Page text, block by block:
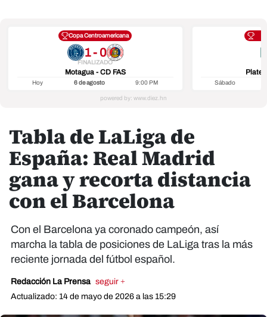
Copa Centroamericana
1 - 0
FINALIZADO
Motagua - CD FAS
Hoy 6 de agosto 9:00 PM Sábado
Tabla de LaLiga de
España: Real Madrid
gana y recorta distancia
con el Barcelona
Con el Barcelona ya coronado campeón, así
marcha la tabla de posiciones de LaLiga tras la más
reciente jornada del fútbol español.
Redacción La Prensa seguir +
Actualizado: 14 de mayo de 2026 a las 15:29